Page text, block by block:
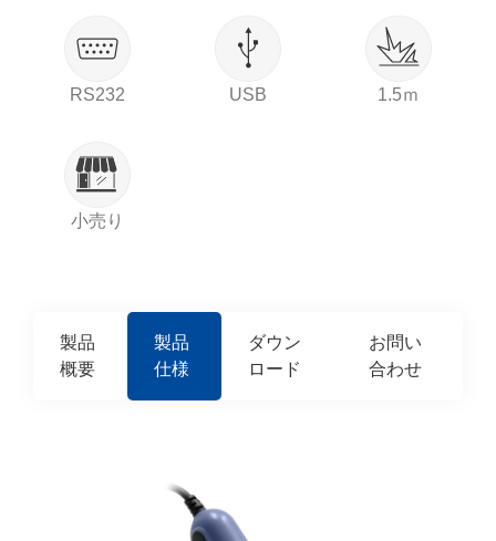
RS232 USB 1.5ｍ
小売り
製品
概要
製品
仕様
ダウン
ロード
お問い
合わせ